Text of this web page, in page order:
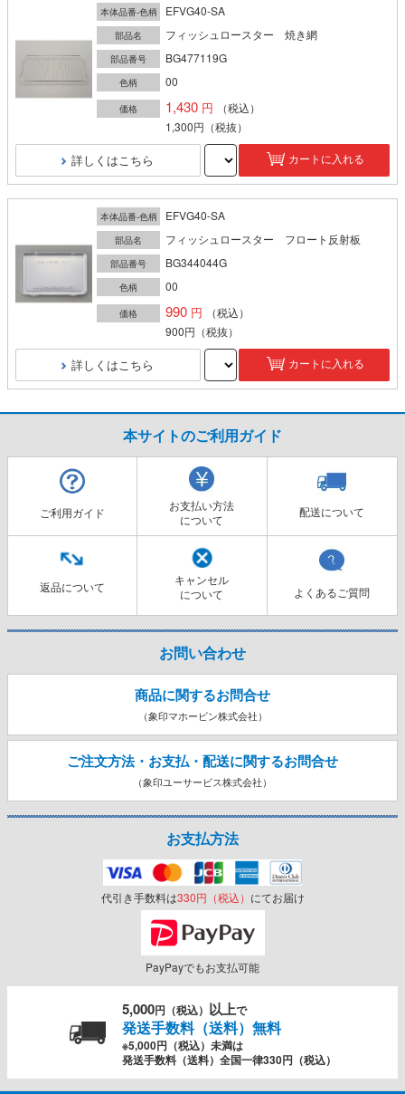
本体品番-色柄 EFVG40-SA
部品名 フィッシュロースター 焼き網
部品番号 BG477119G
色柄 00
価格 1,430
（税込）
1,300円 （税抜）
詳しくはこちら カートに入れる
本体品番-色柄 EFVG40-SA
部品名 フィッシュロースター フロート反射板
部品番号 BG344044G
色柄 00
価格 990
（税込）
900円 （税抜）
詳しくはこちら カートに入れる
本サイトのご利用ガイド
ご利用ガイド
お支払い方法
について
配送について
返品について
キャンセル
について
よくあるご質問
お問い合わせ
商品に関するお問合せ
（象印マホービン株式会社）
ご注文方法・お支払・配送に関するお問合せ
（象印ユーサービス株式会社）
お支払方法
代引き手数料は330円（税込） にてお届け
PayPayでもお支払可能
5,000円（税込） 以上で
発送手数料（送料）無料
※5,000円（税込）未満は
発送手数料（送料）全国一律330円（税込）